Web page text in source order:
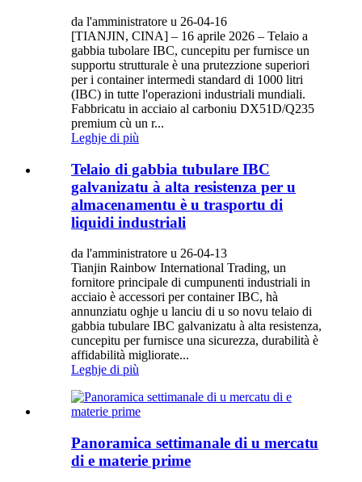
da l'amministratore u 26-04-16
[TIANJIN, CINA] – 16 aprile 2026 – Telaio a
gabbia tubolare IBC, cuncepitu per furnisce un
supportu strutturale è una prutezzione superiori
per i container intermedi standard di 1000 litri
(IBC) in tutte l'operazioni industriali mundiali.
Fabbricatu in acciaio al carboniu DX51D/Q235
premium cù un r...
Leghje di più
Telaio di gabbia tubulare IBC
galvanizatu à alta resistenza per u
almacenamentu è u trasportu di
liquidi industriali
da l'amministratore u 26-04-13
Tianjin Rainbow International Trading, un
fornitore principale di cumpunenti industriali in
acciaio è accessori per container IBC, hà
annunziatu oghje u lanciu di u so novu telaio di
gabbia tubulare IBC galvanizatu à alta resistenza,
cuncepitu per furnisce una sicurezza, durabilità è
affidabilità migliorate...
Leghje di più
Panoramica settimanale di u mercatu
di e materie prime